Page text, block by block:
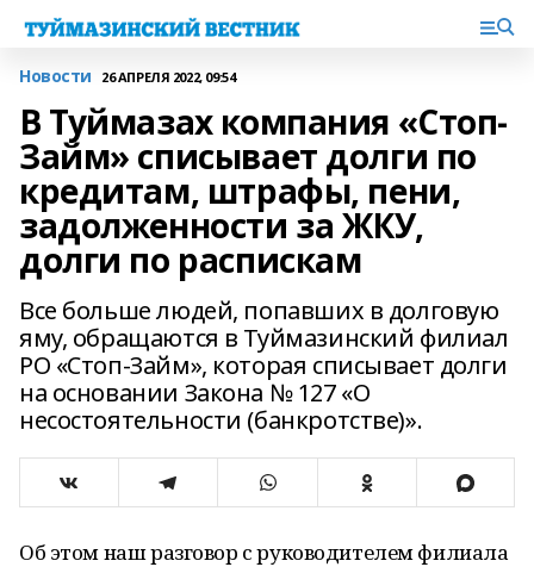
Новости 26 АПРЕЛЯ 2022, 09:54
В Туймазах компания «Стоп-
Займ» списывает долги по
кредитам, штрафы, пени,
задолженности за ЖКУ,
долги по распискам
Все больше людей, попавших в долговую
яму, обращаются в Туймазинский филиал
РО «Стоп-Займ», которая списывает долги
на основании Закона № 127 «О
несостоятельности (банкротстве)».
Об этом наш разговор с руководителем филиала